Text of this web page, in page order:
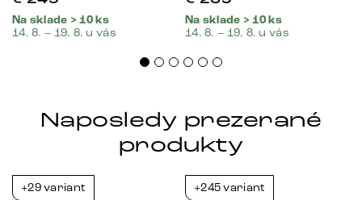
Na sklade > 10 ks
14. 8. – 19. 8. u vás
Na sklade > 10 ks
14. 8. – 19. 8. u vás
Naposledy prezerané
produkty
+29 variant +245 variant